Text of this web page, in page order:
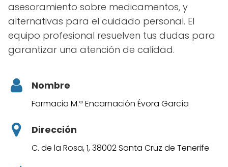
asesoramiento sobre medicamentos, y
alternativas para el cuidado personal. El
equipo profesional resuelven tus dudas para
garantizar una atención de calidad.
Nombre
Farmacia M.ª Encarnación Évora García
Dirección
C. de la Rosa, 1, 38002 Santa Cruz de Tenerife